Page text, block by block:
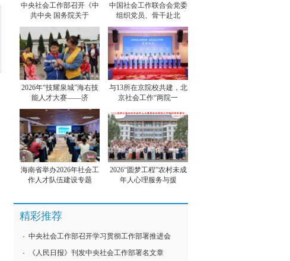
中央社会工作部召开《中
共中央 国务院关于
中国社会工作联合会党委
组织党员、骨干赴北
2026年“技耀泉城”海右技
能人才大赛——济
与13所在京院校共建，北
京社会工作“两院一
海南省举办2026年社会工
作人才队伍建设专题
2026“圆梦工程”农村未成
年人心理服务与援
精彩推荐
中央社会工作部召开学习贯彻工作部署推进会
《人民日报》刊发中央社会工作部署名文章